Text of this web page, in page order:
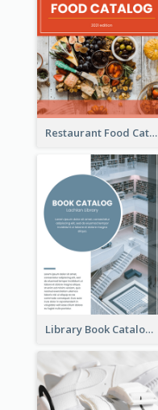
Restaurant Food Catalog
Library Book Catalog